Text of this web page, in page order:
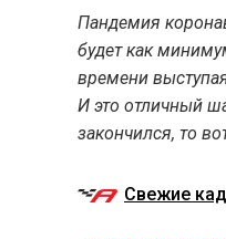
Пандемия
будет как
времени
И это отличный
закончился, то
Свежие